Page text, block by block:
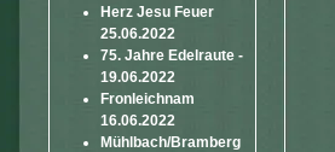
Herz Jesu Feuer
25.06.2022
75. Jahre Edelraute -
19.06.2022
Fronleichnam
16.06.2022
Mühlbach/Bramberg